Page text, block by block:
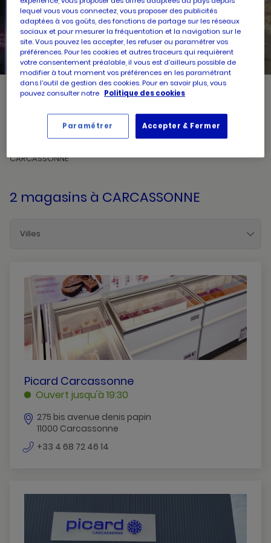
RECHERCHER UN
POINT
DE
VENTE
PICARD
accueille dans l'un de ses magasins à CARCASSONNE. Prenez
connaissances des horaires d'ouverture ainsi que des services
mis à disposition par votre magasin. Pour l'achat et la livraison
CARCASSONNE
2 magasins à CARCASSONNE
Villes
Castelnaudary
Lezignan-Corbieres
Limoux
Narbonne
Sigean
PICARD
CARCASSONNE
Picard Carcassonne
Ouvert jusqu'à 19:30
275 bis avenue denis papin
11000 Carcassonne
+33 4 68 72 46 14
lequel vous vous connectez, vous proposer des publicités
adaptées à vos goûts, des fonctions de partage sur les réseaux
sociaux et pour mesurer la fréquentation et la navigation sur le
site. Vous pouvez les accepter, les refuser ou paramétrer vos
préférences. Pour les cookies et autres traceurs qui requièrent
votre consentement préalable, il vous est d’ailleurs possible de
modifier à tout moment vos préférences en les paramétrant
dans l’outil de gestion des cookies. Pour en savoir plus, vous
pouvez consulter notre Politique des cookies
Accepter & Fermer
Paramétrer